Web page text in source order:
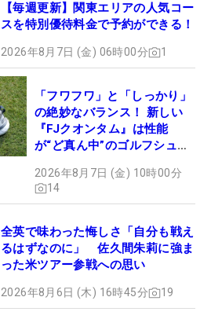
【毎週更新】関東エリアの人気コー
スを特別優待料金で予約ができる！
2026年8月7日 (金) 06時00分 1
「フワフワ」と「しっかり」
の絶妙なバランス！ 新しい
『FJクオンタム』は性能
が“ど真ん中”のゴルフシュー
2026年8月7日 (金) 10時00分
14
全英で味わった悔しさ「自分も戦え
るはずなのに」 佐久間朱莉に強ま
った米ツアー参戦への思い
2026年8月6日 (木) 16時45分 19